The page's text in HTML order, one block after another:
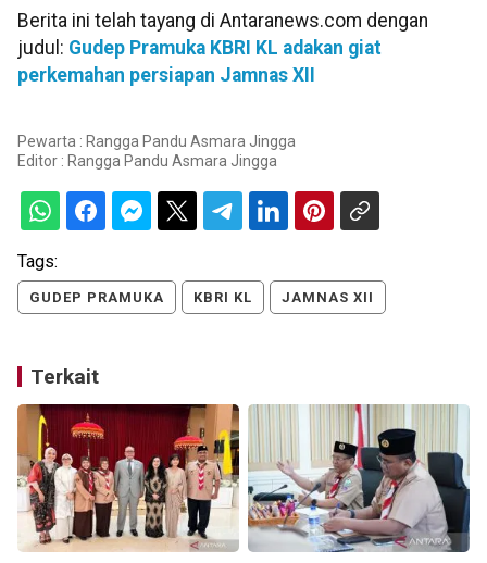
Berita ini telah tayang di Antaranews.com dengan
judul: Gudep Pramuka KBRI KL adakan giat
perkemahan persiapan Jamnas XII
Pewarta : Rangga Pandu Asmara Jingga
Editor : Rangga Pandu Asmara Jingga
Tags:
GUDEP PRAMUKA KBRI KL JAMNAS XII
Terkait